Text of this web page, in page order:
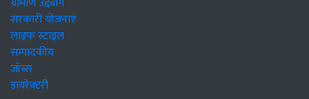
सरकारी योजनाएं
लाइफ स्टाइल
सम्पादकीय
जॉब्स
डायरेक्टरी